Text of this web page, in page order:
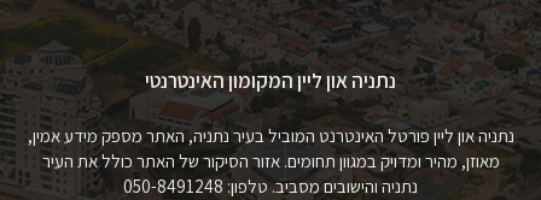
נתניה און ליין המקומון האינטרנטי
נתניה און ליין פורטל האינטרנט המוביל בעיר נתניה, האתר מספק מידע אמין,
מאוזן, מהיר ומדויק במגוון תחומים. אזור הסיקור של האתר כולל את העיר
נתניה והישובים מסביב. טלפון: 050-8491248